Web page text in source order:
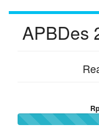
APBDes